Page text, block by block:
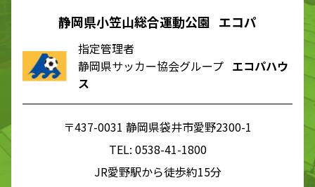
静岡県小笠山総合運動公園 エコパ
指定管理者
静岡県サッカー協会グループ エコパハウ
ス
〒437-0031 静岡県袋井市愛野2300-1
TEL: 0538-41-1800
JR愛野駅から徒歩約15分